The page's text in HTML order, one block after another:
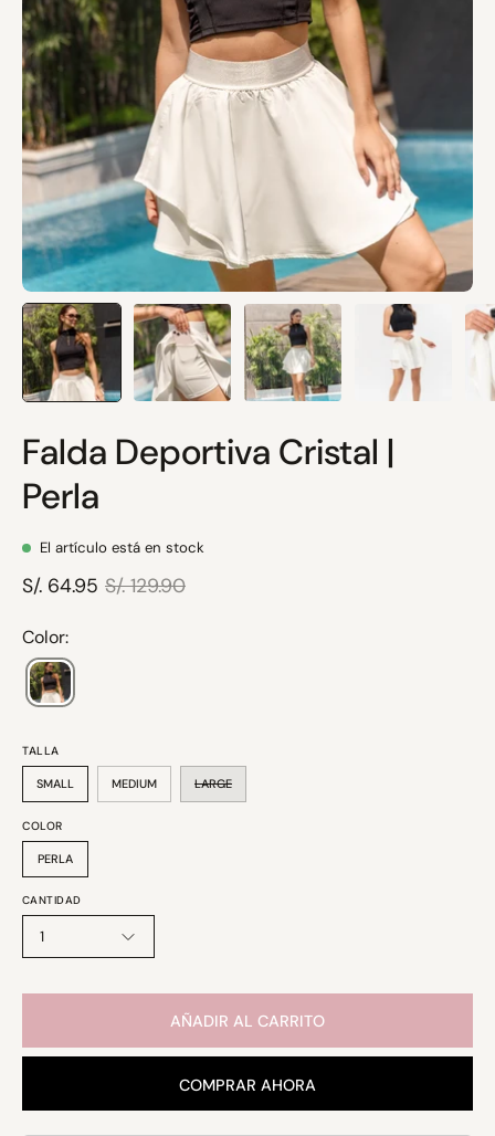
Falda Deportiva Cristal |
Perla
El artículo está en stock
S/. 64.95 S/. 129.90
Color:
TALLA
SMALL MEDIUM LARGE
COLOR
PERLA
CANTIDAD
1
AÑADIR AL CARRITO
COMPRAR AHORA